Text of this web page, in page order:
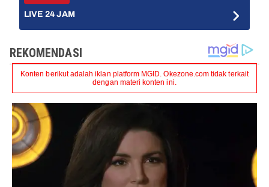
LIVE 24 JAM